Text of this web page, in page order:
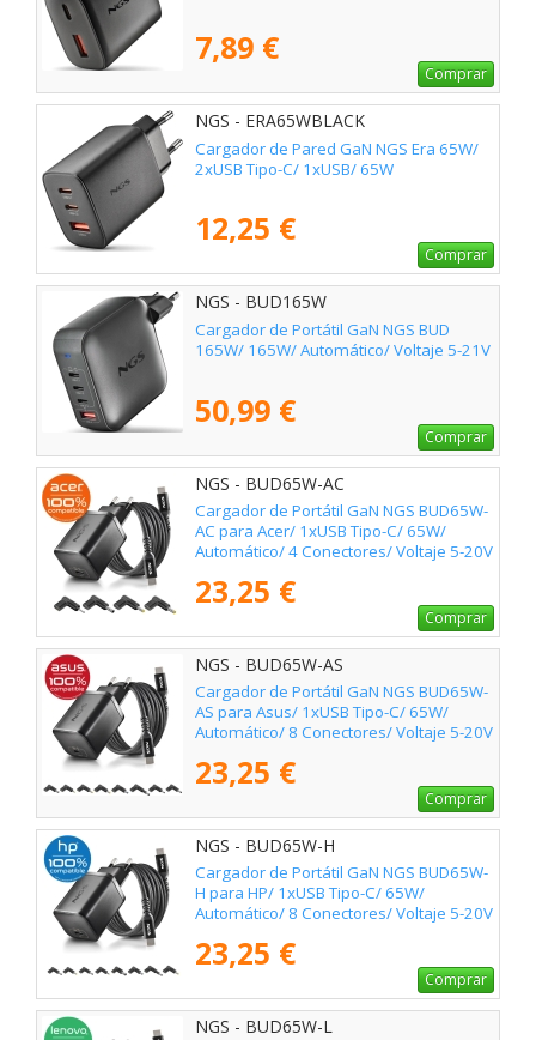
7,89 €
Comprar
NGS - ERA65WBLACK
Cargador de Pared GaN NGS Era 65W/
2xUSB Tipo-C/ 1xUSB/ 65W
12,25 €
Comprar
NGS - BUD165W
Cargador de Portátil GaN NGS BUD
165W/ 165W/ Automático/ Voltaje 5-21V
50,99 €
Comprar
NGS - BUD65W-AC
Cargador de Portátil GaN NGS BUD65W-
AC para Acer/ 1xUSB Tipo-C/ 65W/
Automático/ 4 Conectores/ Voltaje 5-20V
23,25 €
Comprar
NGS - BUD65W-AS
Cargador de Portátil GaN NGS BUD65W-
AS para Asus/ 1xUSB Tipo-C/ 65W/
Automático/ 8 Conectores/ Voltaje 5-20V
23,25 €
Comprar
NGS - BUD65W-H
Cargador de Portátil GaN NGS BUD65W-
H para HP/ 1xUSB Tipo-C/ 65W/
Automático/ 8 Conectores/ Voltaje 5-20V
23,25 €
Comprar
NGS - BUD65W-L